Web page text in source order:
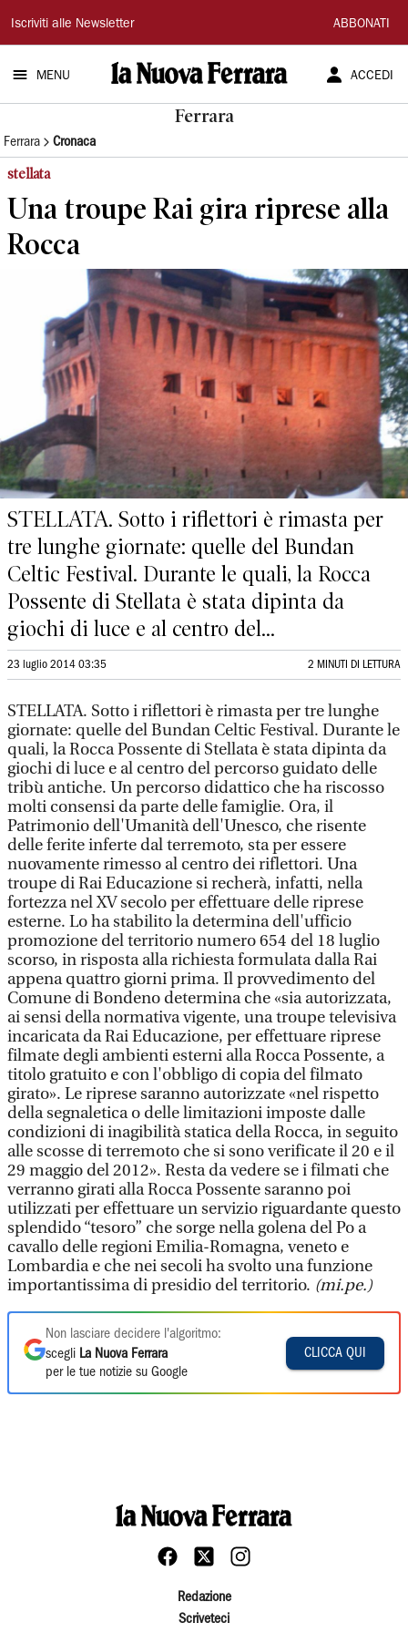
La
Nuova
Ferrara
Iscriviti alle Newsletter ABBONATI
MENU ACCEDI
Ferrara
Ferrara Cronaca
stellata
Una troupe Rai gira riprese alla
Rocca
STELLATA. Sotto i riflettori è rimasta per
tre lunghe giornate: quelle del Bundan
Celtic Festival. Durante le quali, la Rocca
Possente di Stellata è stata dipinta da
giochi di luce e al centro del...
23 luglio 2014 03:35 2 MINUTI DI LETTURA
STELLATA. Sotto i riflettori è rimasta per tre lunghe
giornate: quelle del Bundan Celtic Festival. Durante le
quali, la Rocca Possente di Stellata è stata dipinta da
giochi di luce e al centro del percorso guidato delle
tribù antiche. Un percorso didattico che ha riscosso
molti consensi da parte delle famiglie. Ora, il
Patrimonio dell'Umanità dell'Unesco, che risente
delle ferite inferte dal terremoto, sta per essere
nuovamente rimesso al centro dei riflettori. Una
troupe di Rai Educazione si recherà, infatti, nella
fortezza nel XV secolo per effettuare delle riprese
esterne. Lo ha stabilito la determina dell'ufficio
promozione del territorio numero 654 del 18 luglio
scorso, in risposta alla richiesta formulata dalla Rai
appena quattro giorni prima. Il provvedimento del
Comune di Bondeno determina che «sia autorizzata,
ai sensi della normativa vigente, una troupe televisiva
incaricata da Rai Educazione, per effettuare riprese
filmate degli ambienti esterni alla Rocca Possente, a
titolo gratuito e con l'obbligo di copia del filmato
girato». Le riprese saranno autorizzate «nel rispetto
della segnaletica o delle limitazioni imposte dalle
condizioni di inagibilità statica della Rocca, in seguito
alle scosse di terremoto che si sono verificate il 20 e il
29 maggio del 2012». Resta da vedere se i filmati che
verranno girati alla Rocca Possente saranno poi
utilizzati per effettuare un servizio riguardante questo
splendido “tesoro” che sorge nella golena del Po a
cavallo delle regioni Emilia-Romagna, veneto e
Lombardia e che nei secoli ha svolto una funzione
importantissima di presidio del territorio. (mi.pe.)
Non lasciare decidere l'algoritmo:
scegli La Nuova Ferrara
per le tue notizie su Google
CLICCA QUI
Redazione
Scriveteci